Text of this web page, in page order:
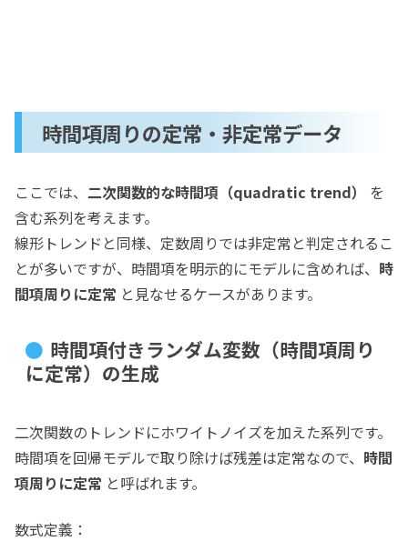
時間項周りの定常・非定常データ
ここでは、 二次関数的な時間項（quadratic trend）
を
含む系列を考えます。
線形トレンドと同様、定数周りでは非定常と判定されるこ
とが多いですが、時間項を明示的にモデルに含めれば、 時
間項周りに定常 と見なせるケースがあります。
時間項付きランダム変数（時間項周り
に定常）の生成
二次関数のトレンドにホワイトノイズを加えた系列です。
時間項を回帰モデルで取り除けば残差は定常なので、 時間
項周りに定常 と呼ばれます。
数式定義：